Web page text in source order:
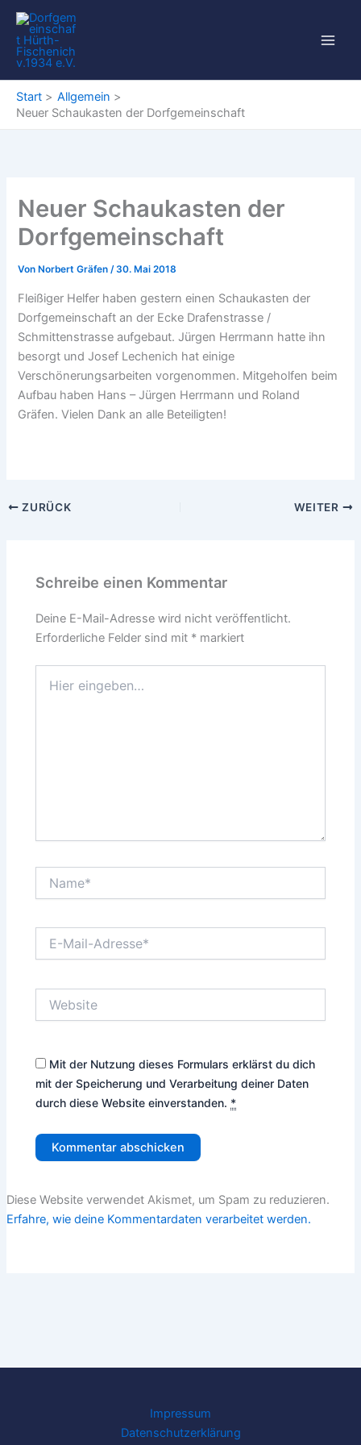
Zum
Inhalt
springen
Start
Allgemein
Neuer Schaukasten der Dorfgemeinschaft
Neuer Schaukasten der
Dorfgemeinschaft
Von Norbert Gräfen/30. Mai 2018
Fleißiger Helfer haben gestern einen Schaukasten der
Dorfgemeinschaft an der Ecke Drafenstrasse /
Schmittenstrasse aufgebaut. Jürgen Herrmann hatte ihn
besorgt und Josef Lechenich hat einige
Verschönerungsarbeiten vorgenommen. Mitgeholfen beim
Aufbau haben Hans – Jürgen Herrmann und Roland
Gräfen. Vielen Dank an alle Beteiligten!
ZURÜCK WEITER
Schreibe einen Kommentar
Deine E-Mail-Adresse wird nicht veröffentlicht.
Erforderliche Felder sind mit * markiert
eingeben…
Mail-
Mit der Nutzung dieses Formulars erklärst du dich
mit der Speicherung und Verarbeitung deiner Daten
durch diese Website einverstanden. *
Diese Website verwendet Akismet, um Spam zu reduzieren.
Erfahre, wie deine Kommentardaten verarbeitet werden.
Impressum
Datenschutzerklärung